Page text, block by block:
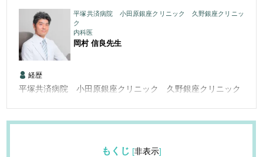
平塚共済病院 小田原銀座クリニック 久野銀座クリニッ
ク
内科医
岡村 信良先生
経歴
平塚共済病院 小田原銀座クリニック 久野銀座クリニック
もくじ [非表示]